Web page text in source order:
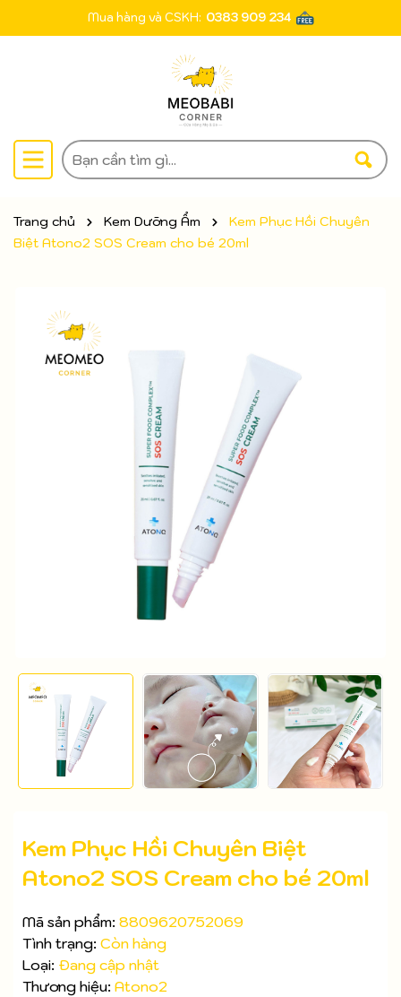
Mua hàng và CSKH: 0383 909 234
Trang chủ Kem Dưỡng Ẩm
Kem Phục Hồi Chuyên
Biệt Atono2 SOS Cream cho bé 20ml
Kem Phục Hồi Chuyên Biệt
Atono2 SOS Cream cho bé 20ml
Mã sản phẩm: 8809620752069
Tình trạng: Còn hàng
Loại: Đang cập nhật
Thương hiệu: Atono2